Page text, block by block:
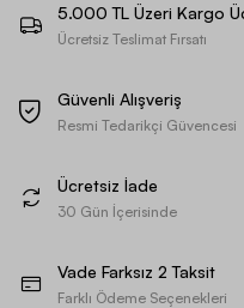
5.000 TL Üzeri Kargo
Ücretsiz Teslimat Fırsatı
Güvenli Alışveriş
Resmi Tedarikçi Güvencesi
Ücretsiz İade
30 Gün İçerisinde
Vade Farksız 2 Taksit
Farklı Ödeme Seçenekleri